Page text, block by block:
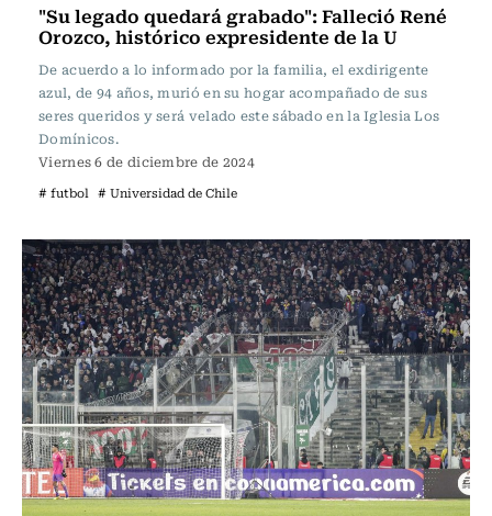
"Su legado quedará grabado": Falleció René
Orozco, histórico expresidente de la U
De acuerdo a lo informado por la familia, el exdirigente
azul, de 94 años, murió en su hogar acompañado de sus
seres queridos y será velado este sábado en la Iglesia Los
Domínicos.
Viernes 6 de diciembre de 2024
# futbol # Universidad de Chile